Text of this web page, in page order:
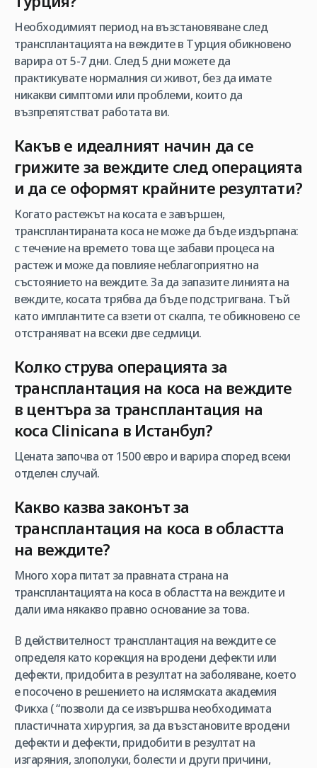
Необходимият период на възстановяване след
трансплантацията на веждите в Турция обикновено
варира от 5-7 дни. След 5 дни можете да
практикувате нормалния си живот, без да имате
никакви симптоми или проблеми, които да
възпрепятстват работата ви.
Какъв е идеалният начин да се
грижите за веждите след операцията
и да се оформят крайните резултати?
Когато растежът на косата е завършен,
трансплантираната коса не може да бъде издърпана:
с течение на времето това ще забави процеса на
растеж и може да повлияе неблагоприятно на
състоянието на веждите. За да запазите линията на
веждите, косата трябва да бъде подстригвана. Тъй
като имплантите са взети от скалпа, те обикновено се
отстраняват на всеки две седмици.
Колко струва операцията за
трансплантация на коса на веждите
в центъра за трансплантация на
коса Clinicana в Истанбул?
Цената започва от 1500 евро и варира според всеки
отделен случай.
Какво казва законът за
трансплантация на коса в областта
на веждите?
Много хора питат за правната страна на
трансплантацията на коса в областта на веждите и
дали има някакво правно основание за това.
В действителност трансплантация на веждите се
определя като корекция на вродени дефекти или
дефекти, придобита в резултат на заболяване, което
е посочено в решението на ислямската академия
Фикха ( “позволи да се извършва необходимата
пластичната хирургия, за да възстановите вродени
дефекти и дефекти, придобити в резултат на
изгаряния, злополуки, болести и други причини,